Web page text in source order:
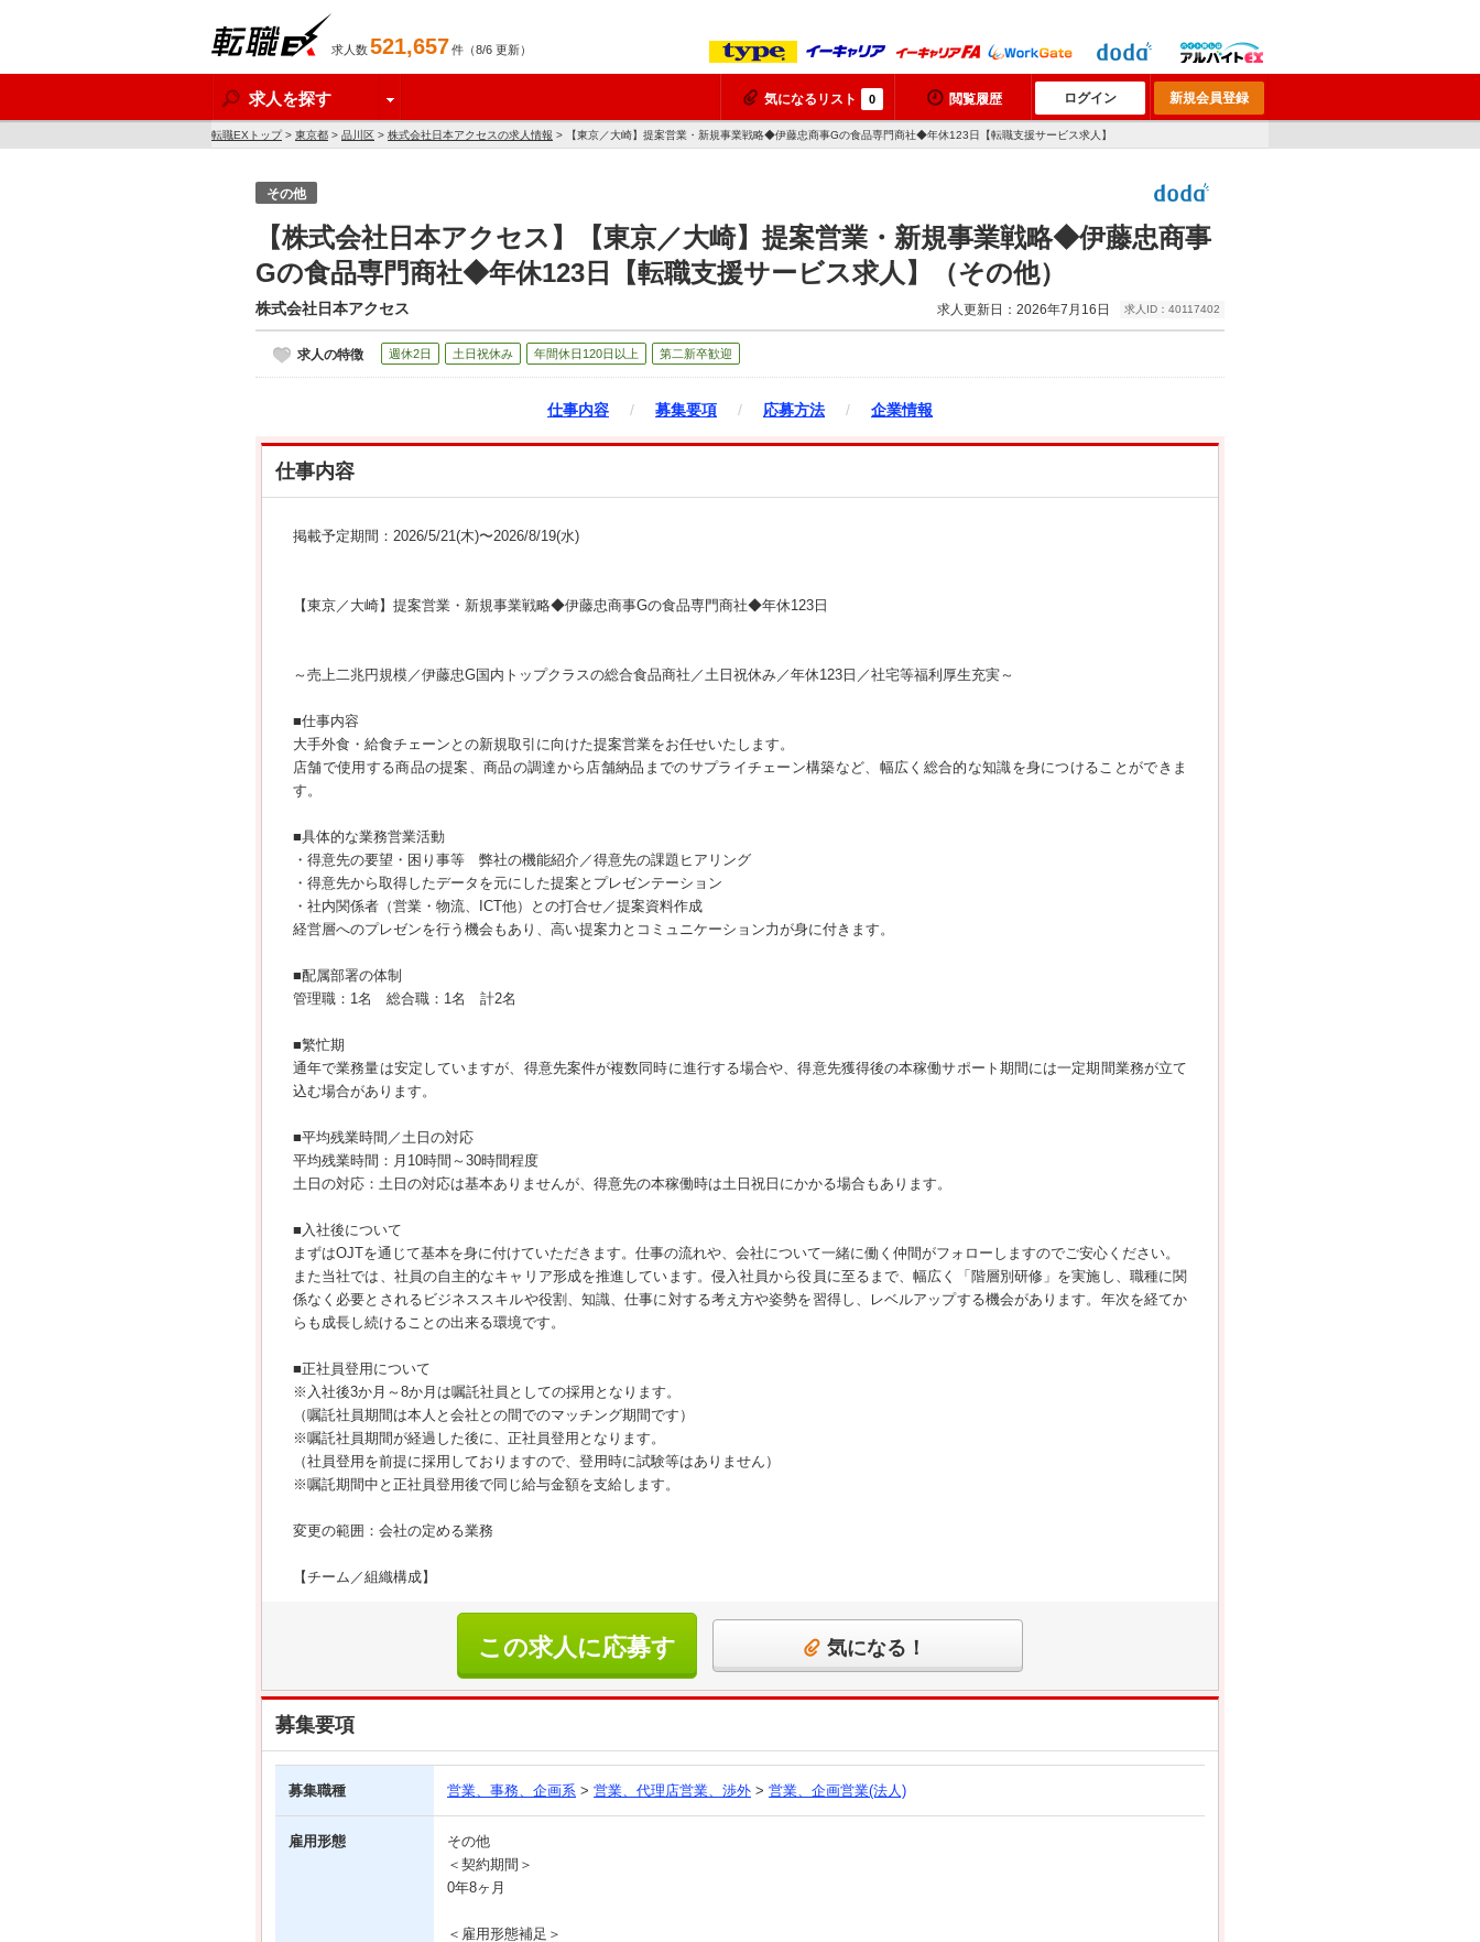
求人数521,657件（8/6 更新）
求人を探す 気になるリスト 0 閲覧履歴 ログイン 新規会員登録
転職EXトップ> 東京都 > 品川区 > 株式会社日本アクセスの求人情報 > 【東京／大崎】提案営業・新規事業戦略◆伊藤忠商事Gの食品専門商社◆年休123日【転職支援サービス求人】
その他
【株式会社日本アクセス】【東京／大崎】提案営業・新規事業戦略◆伊藤忠商事
Gの食品専門商社◆年休123日【転職支援サービス求人】（その他）
株式会社日本アクセス 求人更新日：2026年7月16日 求人ID：40117402
求人の特徴 週休2日 土日祝休み 年間休日120日以上 第二新卒歓迎
仕事内容 / 募集要項 / 応募方法 / 企業情報
仕事内容
掲載予定期間：2026/5/21(木)〜2026/8/19(水)
【東京／大崎】提案営業・新規事業戦略◆伊藤忠商事Gの食品専門商社◆年休123日
～売上二兆円規模／伊藤忠G国内トップクラスの総合食品商社／土日祝休み／年休123日／社宅等福利厚生充実～
■仕事内容
大手外食・給食チェーンとの新規取引に向けた提案営業をお任せいたします。
店舗で使用する商品の提案、商品の調達から店舗納品までのサプライチェーン構築など、幅広く総合的な知識を身につけることができま
す。
■具体的な業務営業活動
・得意先の要望・困り事等 弊社の機能紹介／得意先の課題ヒアリング
・得意先から取得したデータを元にした提案とプレゼンテーション
・社内関係者（営業・物流、ICT他）との打合せ／提案資料作成
経営層へのプレゼンを行う機会もあり、高い提案力とコミュニケーション力が身に付きます。
■配属部署の体制
管理職：1名 総合職：1名 計2名
■繁忙期
通年で業務量は安定していますが、得意先案件が複数同時に進行する場合や、得意先獲得後の本稼働サポート期間には一定期間業務が立て
込む場合があります。
■平均残業時間／土日の対応
平均残業時間：月10時間～30時間程度
土日の対応：土日の対応は基本ありませんが、得意先の本稼働時は土日祝日にかかる場合もあります。
■入社後について
まずはOJTを通じて基本を身に付けていただきます。仕事の流れや、会社について一緒に働く仲間がフォローしますのでご安心ください。
また当社では、社員の自主的なキャリア形成を推進しています。侵入社員から役員に至るまで、幅広く「階層別研修」を実施し、職種に関
係なく必要とされるビジネススキルや役割、知識、仕事に対する考え方や姿勢を習得し、レベルアップする機会があります。年次を経てか
らも成長し続けることの出来る環境です。
■正社員登用について
※入社後3か月～8か月は嘱託社員としての採用となります。
（嘱託社員期間は本人と会社との間でのマッチング期間です）
※嘱託社員期間が経過した後に、正社員登用となります。
（社員登用を前提に採用しておりますので、登用時に試験等はありません）
※嘱託期間中と正社員登用後で同じ給与金額を支給します。
変更の範囲：会社の定める業務
【チーム／組織構成】
この求人に応募す
る
気になる！
募集要項
募集職種 営業、事務、企画系 > 営業、代理店営業、渉外 > 営業、企画営業(法人)
雇用形態
その他
＜契約期間＞
0年8ヶ月
＜雇用形態補足＞